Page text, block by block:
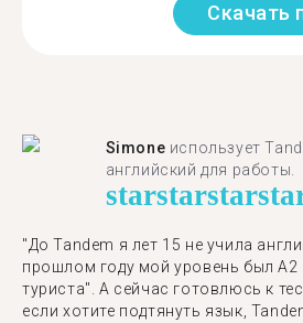
Скачать
Simone использует
английский для работы.
starstarstar
"До Tandem я лет 15 не учила
прошлом году мой уровень был A2
туриста". А сейчас готовлюсь к
если хотите подтянуть язык,